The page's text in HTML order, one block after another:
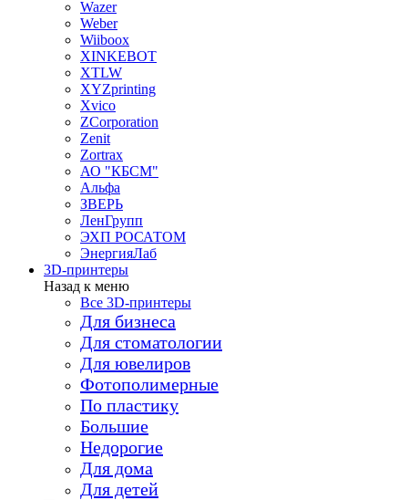
Wazer
Weber
Wiiboox
XINKEBOT
XTLW
XYZprinting
Xvico
ZCorporation
Zenit
Zortrax
АО "КБСМ"
Альфа
ЗВЕРЬ
ЛенГрупп
ЭХП РОСАТОМ
ЭнергияЛаб
3D-принтеры
Назад к меню
Все 3D-принтеры
Для бизнеса
Для стоматологии
Для ювелиров
Фотополимерные
По пластику
Большие
Недорогие
Для дома
Для детей